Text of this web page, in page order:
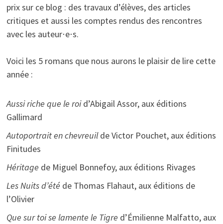
prix sur ce blog : des travaux d’élèves, des articles
critiques et aussi les comptes rendus des rencontres
avec les auteur⋅e⋅s.
Voici les 5 romans que nous aurons le plaisir de lire cette
année :
Aussi riche que le roid’Abigail Assor, aux éditions
Gallimard
Autoportrait en chevreuilde Victor Pouchet, aux éditions
Finitudes
Héritage de Miguel Bonnefoy, aux éditions Rivages
Les Nuits d’été de Thomas Flahaut, aux éditions de
l’Olivier
Que sur toi se lamente le Tigre d’Émilienne Malfatto, aux